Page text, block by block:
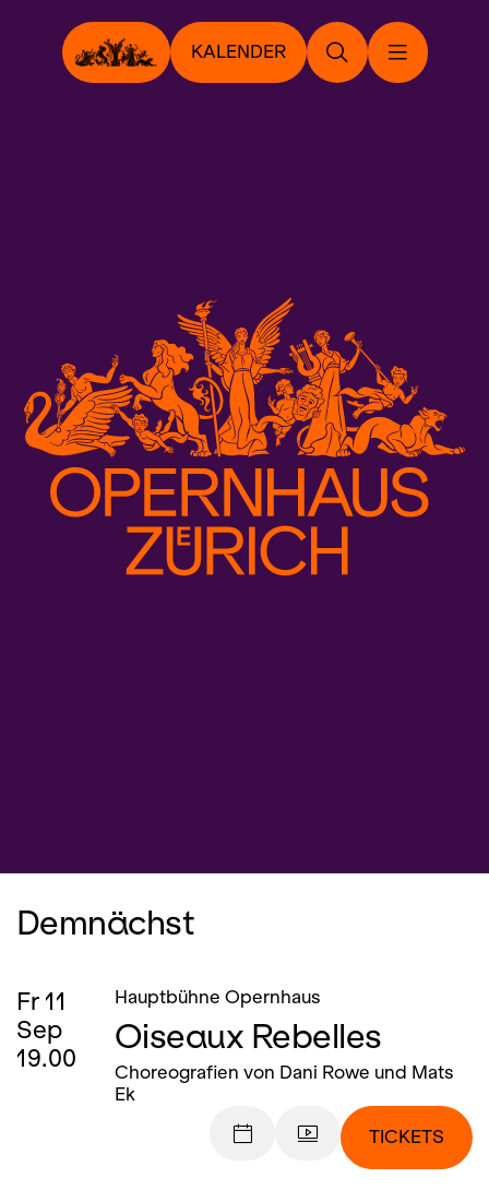
KALENDER
Demnächst
Fr 11
Sep
19.00
Hauptbühne Opernhaus
Oiseaux Rebelles
Choreografien von Dani Rowe und Mats
Ek
TICKETS